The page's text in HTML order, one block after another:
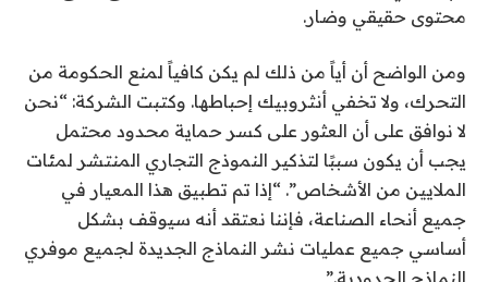
محتوى حقيقي وضار.
ومن الواضح أن أياً من ذلك لم يكن كافياً لمنع الحكومة من
التحرك، ولا تخفي أنثروبيك إحباطها. وكتبت الشركة: “نحن
لا نوافق على أن العثور على كسر حماية محدود محتمل
يجب أن يكون سببًا لتذكير النموذج التجاري المنتشر لمئات
الملايين من الأشخاص”. “إذا تم تطبيق هذا المعيار في
جميع أنحاء الصناعة، فإننا نعتقد أنه سيوقف بشكل
أساسي جميع عمليات نشر النماذج الجديدة لجميع موفري